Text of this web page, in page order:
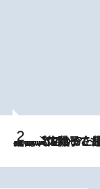
2026.8.5
【阿川佐和子さんの年とる力】なぜ70代で始めた趣味は“こんなに楽しい”のか？ ピアノ、俳句…スランプに陥っても続けられる“ある秘訣”とは